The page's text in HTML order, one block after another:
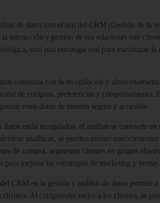
de datos con el uso del CRM (Gestión de la
la interacción y gestión de sus relaciones con
sino una estrategia real para maximizar
comienza con la recopilación y
de compras, preferencias y
estos datos de manera segura y accesible.
datos están recopilados, el análisis se convierte
analíticas, se pueden extraer
de compra, segmentar clientes en grupos
para mejorar las estrategias de marketing y ventas.
CRM en la gestión y análisis de datos permite
clientes. Al comprender mejor a los clientes, se